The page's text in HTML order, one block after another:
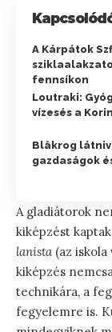
A Kárpátok
fennsíkon
Loutraki:
vízesés a
Blåkrog
gazdaságok
A gladiátorok
kiképzést
lanista (az
kiképzés
technikára, a
fegyelemre is.